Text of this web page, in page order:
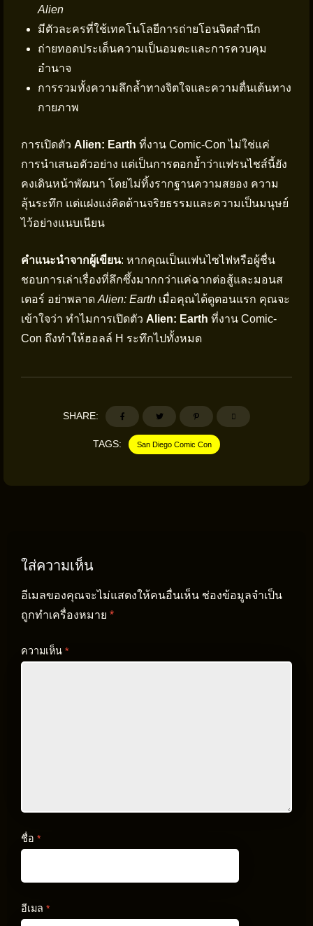
Alien
มีตัวละครที่ใช้เทคโนโลยีการถ่ายโอนจิตสำนึก
ถ่ายทอดประเด็นความเป็นอมตะและการควบคุม
อำนาจ
การรวมทั้งความลึกล้ำทางจิตใจและความตื่นเต้นทาง
กายภาพ
การเปิดตัว Alien: Earth ที่งาน Comic-Con ไม่ใช่แค่
การนำเสนอตัวอย่าง แต่เป็นการตอกย้ำว่าแฟรนไชส์นี้ยัง
คงเดินหน้าพัฒนา โดยไม่ทิ้งรากฐานความสยอง ความ
ลุ้นระทึก แต่แฝงแง่คิดด้านจริยธรรมและความเป็นมนุษย์
ไว้อย่างแนบเนียน
คำแนะนำจากผู้เขียน: หากคุณเป็นแฟนไซไฟหรือผู้ชื่น
ชอบการเล่าเรื่องที่ลึกซึ้งมากกว่าแค่ฉากต่อสู้และมอนส
เตอร์ อย่าพลาด Alien: Earth เมื่อคุณได้ดูตอนแรก คุณจะ
เข้าใจว่า ทำไมการเปิดตัว Alien: Earth ที่งาน Comic-
Con ถึงทำให้ฮอลล์ H ระทึกไปทั้งหมด
SHARE:
TAGS: San Diego Comic Con
ใส่ความเห็น
อีเมลของคุณจะไม่แสดงให้คนอื่นเห็น ช่องข้อมูลจำเป็น
ถูกทำเครื่องหมาย *
ความเห็น *
ชื่อ *
อีเมล *